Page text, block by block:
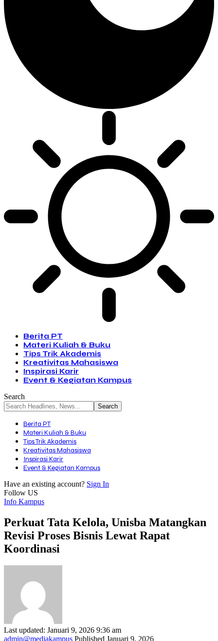
Berita PT
Materi Kuliah & Buku
Tips Trik Akademis
Kreativitas Mahasiswa
Inspirasi Karir
Event & Kegiatan Kampus
Search
Berita PT
Materi Kuliah & Buku
Tips Trik Akademis
Kreativitas Mahasiswa
Inspirasi Karir
Event & Kegiatan Kampus
Have an existing account? Sign In
Follow US
Info Kampus
Perkuat Tata Kelola, Unisba Matangkan
Revisi Proses Bisnis Lewat Rapat
Koordinasi
Last updated: Januari 9, 2026 9:36 am
admin@mediakampus Published Januari 9, 2026